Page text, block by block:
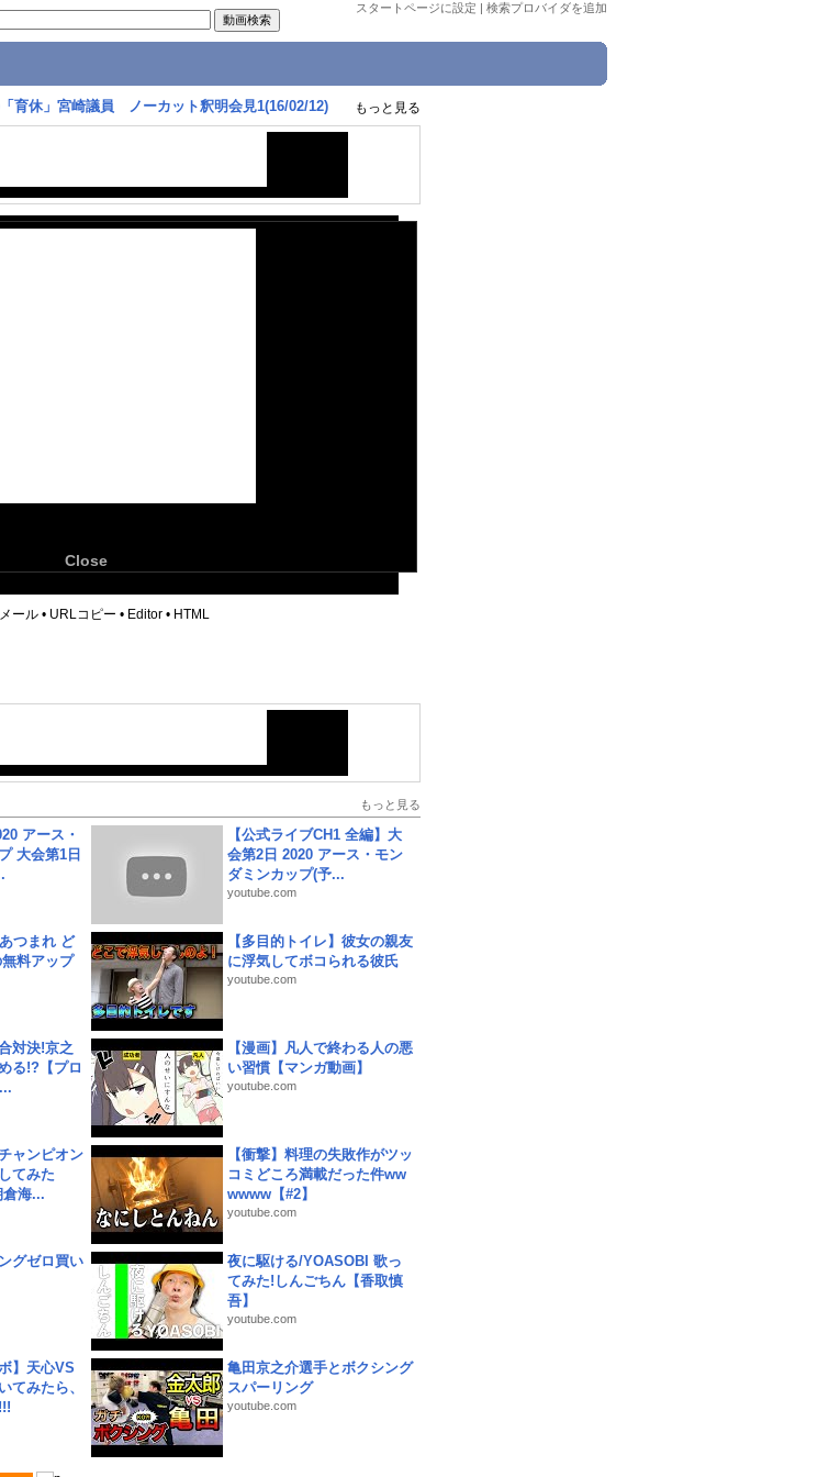
スタートページに設定 | 検索プロバイダを追加
育休」宮崎議員 ノーカット釈明会見1(16/02/12) もっと見る
Close
メール • URLコピー • Editor • HTML
もっと見る
アース・
大会第1日
【公式ライブCH1 全編】大
会第2日 2020 アース・モン
ダミンカップ(予...
youtube.com
つまれ ど
料アップ
【多目的トイレ】彼女の親友
に浮気してボコられる彼氏
youtube.com
対決!京之
る!?【プロ
【漫画】凡人で終わる人の悪
い習慣【マンガ動画】
youtube.com
ャンピオン
てみた
倉海...
【衝撃】料理の失敗作がツッ
コミどころ満載だった件ww
wwww【#2】
youtube.com
グゼロ買い
夜に駆ける/YOASOBI 歌っ
てみた!しんごちん【香取慎
吾】
youtube.com
】天心VS
てみたら、
亀田京之介選手とボクシング
スパーリング
youtube.com